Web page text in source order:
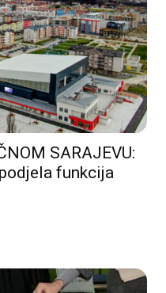
SARAJEVU:
funkcija